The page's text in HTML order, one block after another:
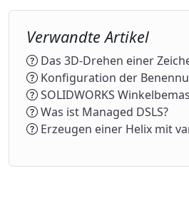
Verwandte Artikel
Das 3D-Drehen einer
Konfiguration der
SOLIDWORKS
Was ist Managed DSLS?
Erzeugen einer Helix mit